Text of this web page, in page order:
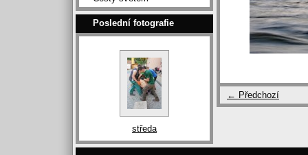
Poslední fotografie
středa
← Předchozí